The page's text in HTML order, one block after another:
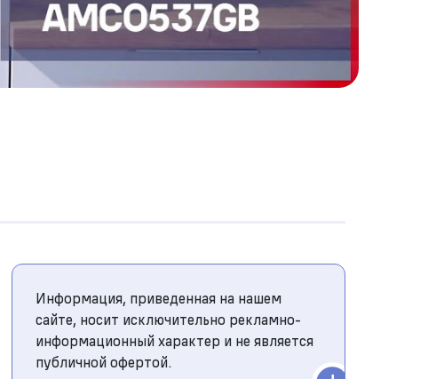
Информация, приведенная на нашем
сайте, носит исключительно рекламно-
информационный характер и не является
публичной офертой.